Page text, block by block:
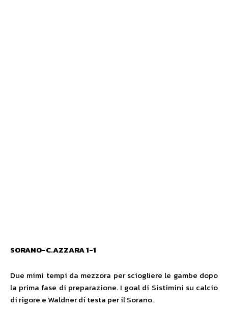
SORANO-C.AZZARA 1-1
Due mimi tempi da mezzora per sciogliere le gambe dopo
la prima fase di preparazione. I goal di Sistimini su calcio
di rigore e Waldner di testa per il Sorano.